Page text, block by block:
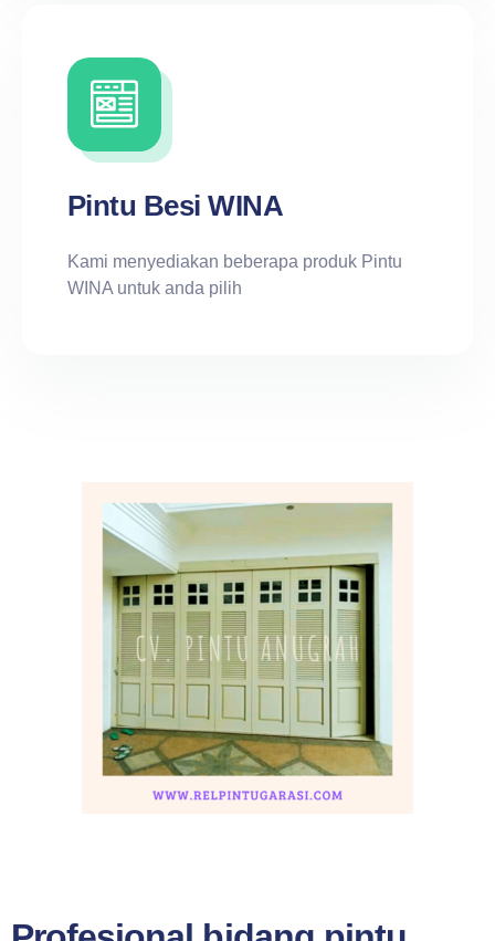
Pintu Besi WINA
Kami menyediakan beberapa produk Pintu
WINA untuk anda pilih